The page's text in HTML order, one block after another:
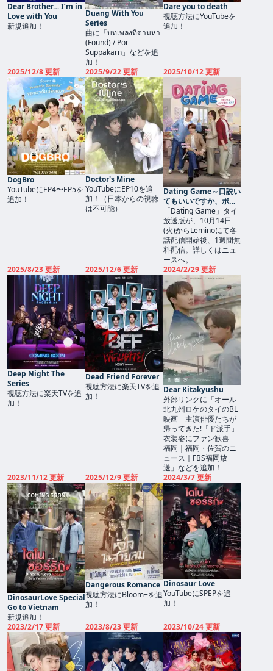
Dear Brother… I’m in
Love with You
新規追加！
Duang With You
Series
曲に「บทเพลงที่ตามหา
(Found) / Por
Suppakarn」などを追
加！
Dare you to death
視聴方法にYouTubeを
追加！
2025/12/8 更新
DogBro
YouTubeにEP4〜EP5を
追加！
2025/9/22 更新
Doctor's Mine
YouTubeにEP10を追
加！（日本からの視聴
は不可能）
2025/10/12 更新
Dating Game～口説い
てもいいですか、ボ
ス⁉～
「Dating Game」タイ
放送版が、10月14日
(火)からLeminoにて各
話配信開始後、1週間無
料配信。詳しくはニュ
ースへ。
2025/8/23 更新
Deep Night The
Series
視聴方法に楽天TVを追
加！
2025/12/6 更新
Dead Friend Forever
視聴方法に楽天TVを追
加！
2024/2/29 更新
Dear Kitakyushu
外部リンクに「オール
北九州ロケのタイのBL
映画 主演俳優たちが
帰ってきた!「ド派手」
衣装姿にファン歓喜
福岡｜福岡・佐賀のニ
ュース｜FBS福岡放
送」などを追加！
2023/11/12 更新
DinosaurLove Special
Go to Vietnam
新規追加！
2025/12/9 更新
Dangerous Romance
視聴方法にBloom+を追
加！
2024/3/7 更新
Dinosaur Love
YouTubeにSPEPを追
加！
2023/2/17 更新 2023/8/23 更新 2023/10/24 更新